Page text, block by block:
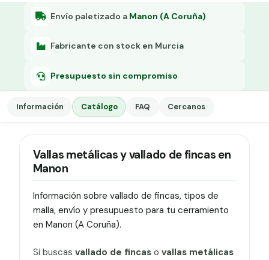
Envío paletizado a Manon (A Coruña)
Fabricante con stock en Murcia
Presupuesto sin compromiso
Información Catálogo FAQ Cercanos
Vallas metálicas y vallado de fincas en
Manon
Información sobre vallado de fincas, tipos de
malla, envío y presupuesto para tu cerramiento
en Manon (A Coruña).
Si buscas vallado de fincaso vallas metálicas